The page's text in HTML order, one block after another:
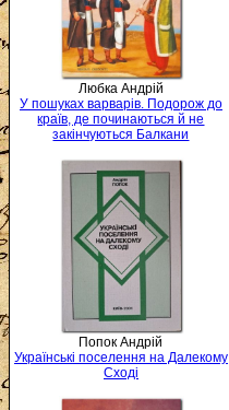
Любка Андрій
У пошуках варварів. Подорож до
країв, де починаються й не
закінчуються Балкани
Попок Андрій
Українські поселення на Далекому
Сході